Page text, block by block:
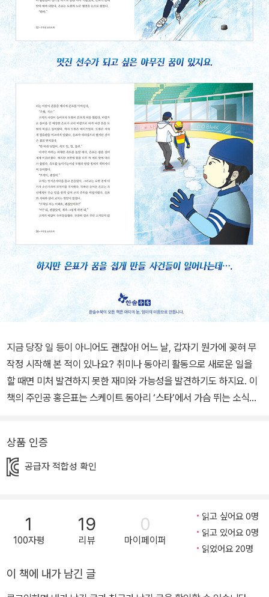
지금 당장 일 등이 아니어도 괜찮아! 어느 날, 갑자기 뭔가에 꽂혀 무
작정 시작해 본 적이 있나요? 취미나 동아리 활동으로 새로운 일을
할 때면 미처 발견하지 못한 재미와 가능성을 발견하기도 하지요. 이
책의 주인공 홍은표는 스케이트 동아리 ‘스타’에서 가슴 뛰는 소식을
해, 보는 사람의 심장까지 조여들게 만드는 경기, 쇼트트랙. 장래희망
이 쇼트트랙 국가 대표인 은표이지만 부족한 실력과 가게 일에 바쁜
됩니다. 유망주 도현을 비롯해 서아, 지민, 우성은 함께 스케이트를 타
며, 서로 경쟁하기도 하고 다독여 주기도 하고 좋아하는 마음을 드러
내기도 하지요. 그리고 전국 선수권대회에 첫 출전한 해운초는 1000
어느 순간 자신이 도현의 페이스메이커 역할을 하고 있음을 알고 충
상품 인증
공급자 적합성 확인
1
100자평
19
리뷰
0
마이페이퍼
읽고 싶어요 0명
읽고 있어요 0명
읽었어요 20명
이 책에 내가 남긴 글